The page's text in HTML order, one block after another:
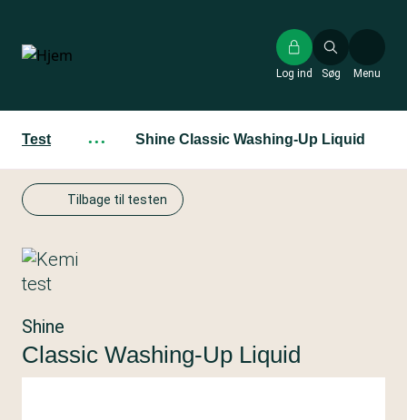
hovedindhold
Søg
Log ind Menu
Test ··· Shine Classic Washing-Up Liquid
Tilbage til testen
Shine
Classic Washing-Up Liquid